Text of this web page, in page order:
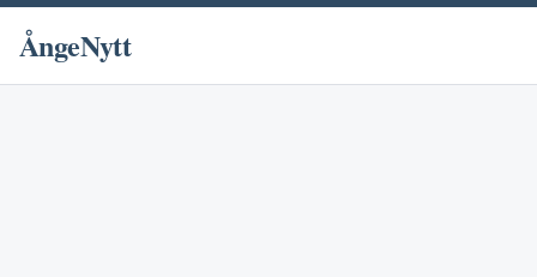
ÅngeNytt